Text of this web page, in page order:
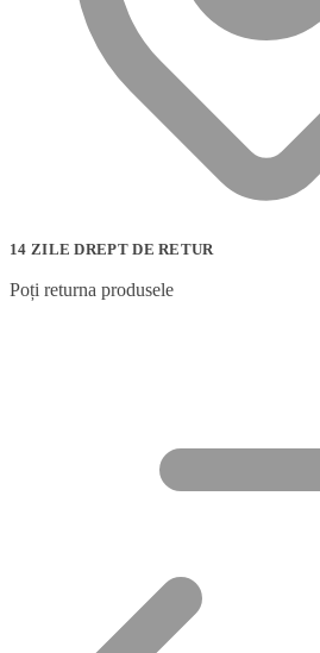
14 ZILE DREPT DE RETUR
Poți returna produsele